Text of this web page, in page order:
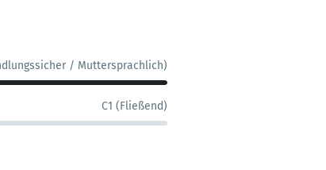
/ Muttersprachlich)
C1 (Fließend)